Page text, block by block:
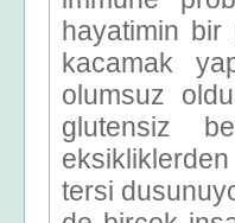
hayatimin bir
kacamak
olumsuz
glutensiz
tersi